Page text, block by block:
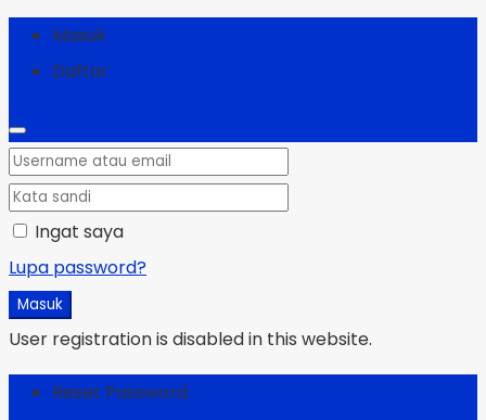
Masuk
Daftar
Ingat saya
Lupa password?
Masuk
User registration is disabled in this website.
Reset Password